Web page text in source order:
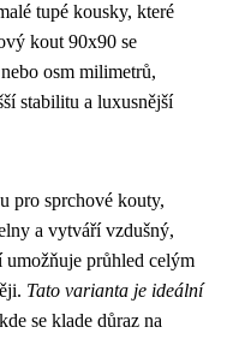
tupé kousky, které
kout 90x90 se
osm milimetrů,
stabilitu a luxusnější
pro sprchové kouty,
a vytváří vzdušný,
umožňuje průhled celým
Tato varianta je ideální
se klade důraz na